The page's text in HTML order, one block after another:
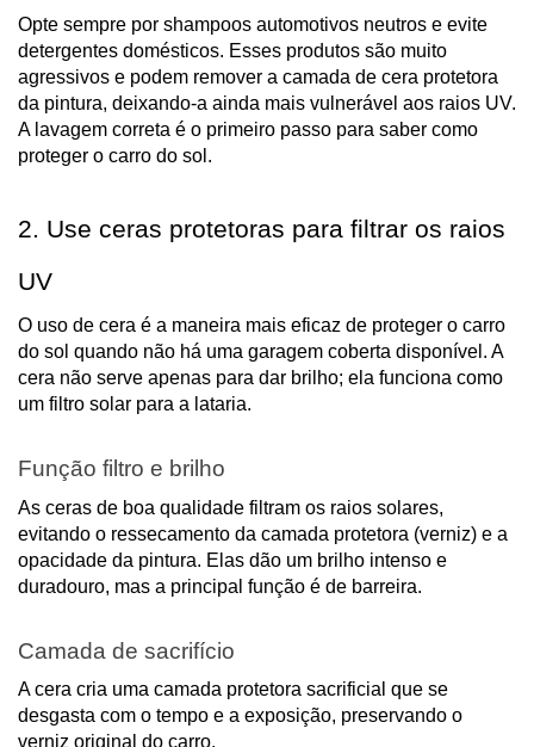
Opte sempre por shampoos automotivos neutros e evite
detergentes domésticos. Esses produtos são muito
agressivos e podem remover a camada de cera protetora
da pintura, deixando-a ainda mais vulnerável aos raios UV.
A lavagem correta é o primeiro passo para saber como
proteger o carro do sol.
2. Use ceras protetoras para filtrar os raios
UV
O uso de cera é a maneira mais eficaz de proteger o carro
do sol quando não há uma garagem coberta disponível. A
cera não serve apenas para dar brilho; ela funciona como
um filtro solar para a lataria.
Função filtro e brilho
As ceras de boa qualidade filtram os raios solares,
evitando o ressecamento da camada protetora (verniz) e a
opacidade da pintura. Elas dão um brilho intenso e
duradouro, mas a principal função é de barreira.
Camada de sacrifício
A cera cria uma camada protetora sacrificial que se
desgasta com o tempo e a exposição, preservando o
verniz original do carro.